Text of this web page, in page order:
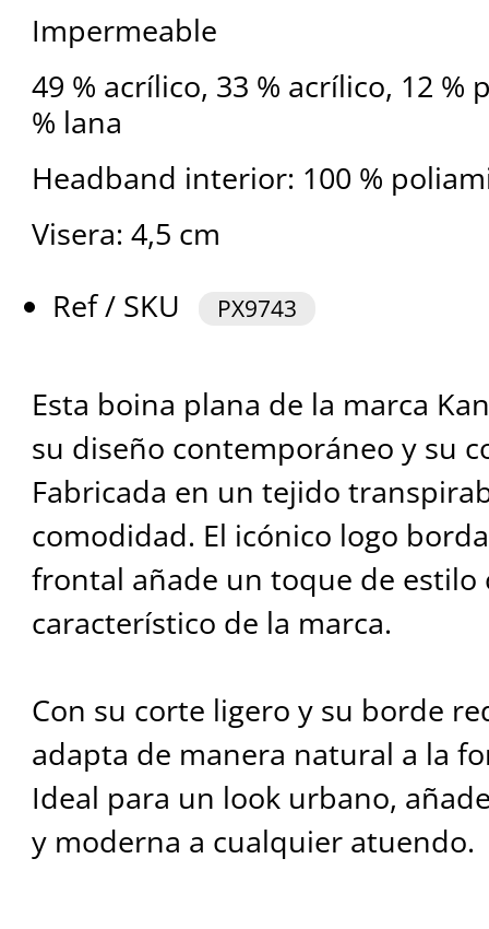
Impermeable
49 % acrílico, 33 % acrílico, 12 %
% lana
Headband interior: 100 %
Visera: 4,5 cm
Ref / SKU
PX9743
Esta boina plana de la marca
su diseño contemporáneo y su
Fabricada en un tejido
comodidad. El icónico logo
frontal añade un toque de estilo
característico de la marca.
Con su corte ligero y su borde
adapta de manera natural a la
Ideal para un look urbano,
y moderna a cualquier atuendo.